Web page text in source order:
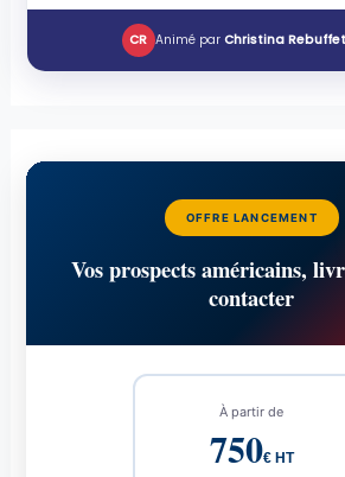
CR Animé par Christina
OFFRE LANCEMENT
Vos prospects américains,
contacter
À partir de
750€ HT